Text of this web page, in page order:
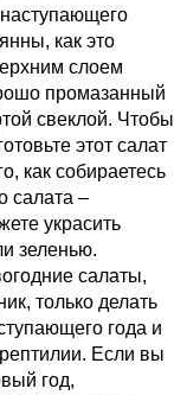
как это
слоем
промазанный
свеклой. Чтобы
этот салат
как собираетесь
салата –
украсить
зеленью.
салаты,
только делать
года и
Если вы
год,